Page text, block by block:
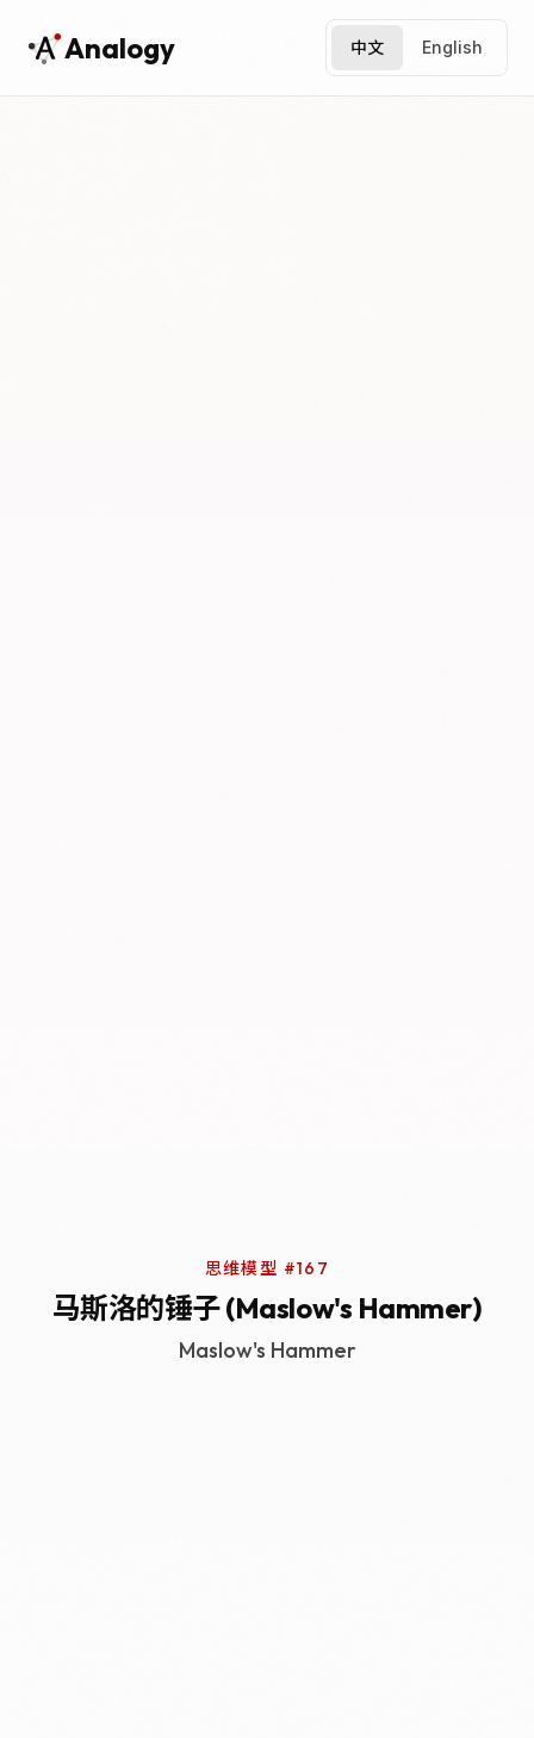
Analogy 中文 English
思维模型 #167
马斯洛的锤子 (Maslow's Hammer)
Maslow's Hammer